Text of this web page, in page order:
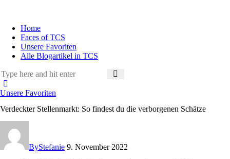
Home
Faces of TCS
Unsere Favoriten
Alle Blogartikel in TCS
Unsere Favoriten
Verdeckter Stellenmarkt: So findest du die verborgenen Schätze
ByStefanie 9. November 2022